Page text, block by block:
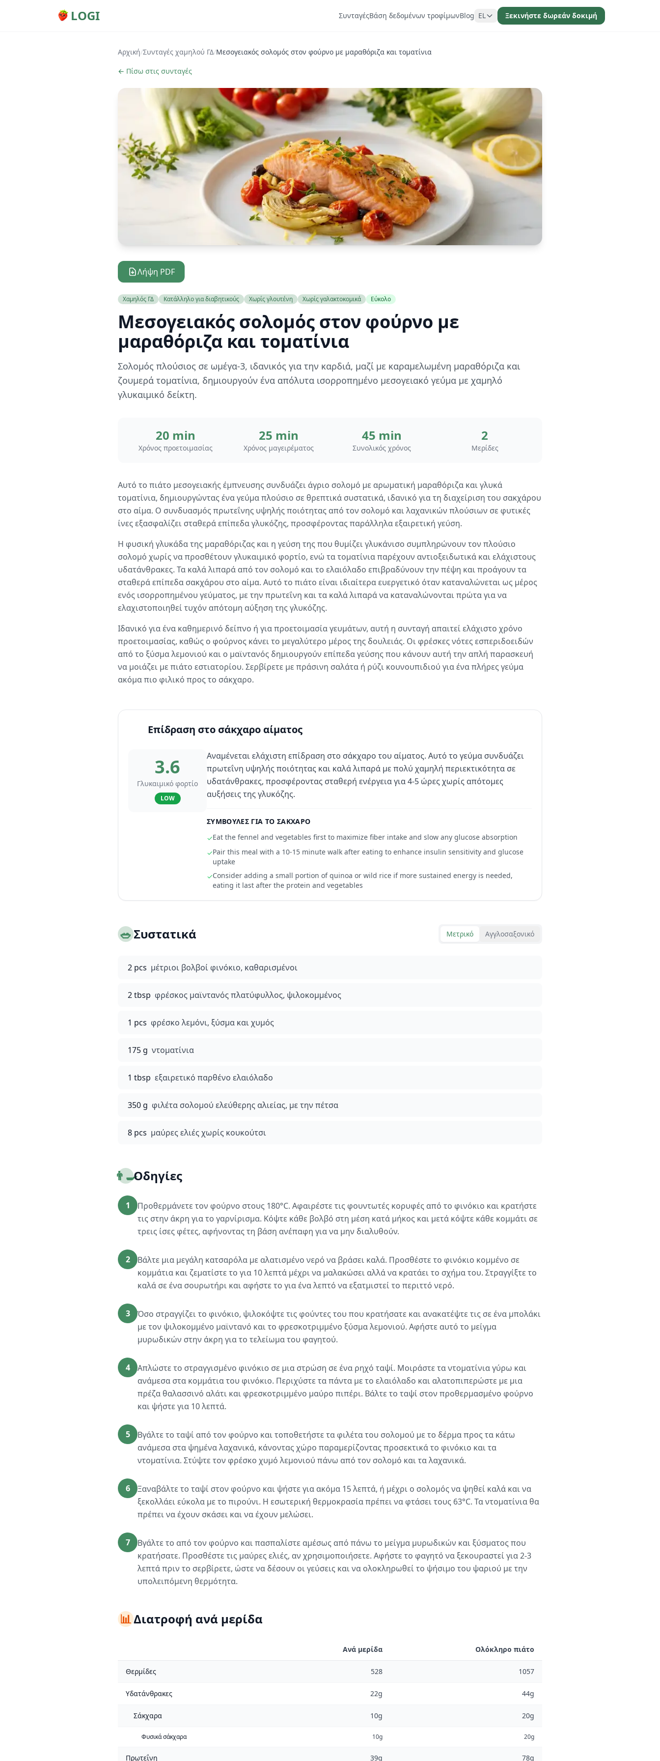
LOGI ΣυνταγέςΒάση δεδομένων τροφίμωνBlog EL Ξεκινήστε δωρεάν δοκιμή
Αρχική/Συνταγές χαμηλού ΓΔ/Μεσογειακός σολομός στον φούρνο με μαραθόριζα και τοματίνια
← Πίσω στις συνταγές
Λήψη PDF
Χαμηλός ΓΔ Κατάλληλο για διαβητικούς Χωρίς γλουτένη Χωρίς γαλακτοκομικά Εύκολο
Μεσογειακός σολομός στον φούρνο με
μαραθόριζα και τοματίνια
Σολομός πλούσιος σε ωμέγα-3, ιδανικός για την καρδιά, μαζί με καραμελωμένη μαραθόριζα και
ζουμερά τοματίνια, δημιουργούν ένα απόλυτα ισορροπημένο μεσογειακό γεύμα με χαμηλό
γλυκαιμικό δείκτη.
20 min
Χρόνος προετοιμασίας
25 min
Χρόνος μαγειρέματος
45 min
Συνολικός χρόνος
2
Μερίδες
Αυτό το πιάτο μεσογειακής έμπνευσης συνδυάζει άγριο σολομό με αρωματική μαραθόριζα και γλυκά
τοματίνια, δημιουργώντας ένα γεύμα πλούσιο σε θρεπτικά συστατικά, ιδανικό για τη διαχείριση του σακχάρου
στο αίμα. Ο συνδυασμός πρωτεΐνης υψηλής ποιότητας από τον σολομό και λαχανικών πλούσιων σε φυτικές
ίνες εξασφαλίζει σταθερά επίπεδα γλυκόζης, προσφέροντας παράλληλα εξαιρετική γεύση.
Η φυσική γλυκάδα της μαραθόριζας και η γεύση της που θυμίζει γλυκάνισο συμπληρώνουν τον πλούσιο
σολομό χωρίς να προσθέτουν γλυκαιμικό φορτίο, ενώ τα τοματίνια παρέχουν αντιοξειδωτικά και ελάχιστους
υδατάνθρακες. Τα καλά λιπαρά από τον σολομό και το ελαιόλαδο επιβραδύνουν την πέψη και προάγουν τα
σταθερά επίπεδα σακχάρου στο αίμα. Αυτό το πιάτο είναι ιδιαίτερα ευεργετικό όταν καταναλώνεται ως μέρος
ενός ισορροπημένου γεύματος, με την πρωτεΐνη και τα καλά λιπαρά να καταναλώνονται πρώτα για να
ελαχιστοποιηθεί τυχόν απότομη αύξηση της γλυκόζης.
Ιδανικό για ένα καθημερινό δείπνο ή για προετοιμασία γευμάτων, αυτή η συνταγή απαιτεί ελάχιστο χρόνο
προετοιμασίας, καθώς ο φούρνος κάνει το μεγαλύτερο μέρος της δουλειάς. Οι φρέσκες νότες εσπεριδοειδών
από το ξύσμα λεμονιού και ο μαϊντανός δημιουργούν επίπεδα γεύσης που κάνουν αυτή την απλή παρασκευή
να μοιάζει με πιάτο εστιατορίου. Σερβίρετε με πράσινη σαλάτα ή ρύζι κουνουπιδιού για ένα πλήρες γεύμα
ακόμα πιο φιλικό προς το σάκχαρο.
Επίδραση στο σάκχαρο αίματος
3.6
Γλυκαιμικό φορτίο
LOW
Αναμένεται ελάχιστη επίδραση στο σάκχαρο του αίματος. Αυτό το γεύμα συνδυάζει
πρωτεΐνη υψηλής ποιότητας και καλά λιπαρά με πολύ χαμηλή περιεκτικότητα σε
υδατάνθρακες, προσφέροντας σταθερή ενέργεια για 4-5 ώρες χωρίς απότομες
αυξήσεις της γλυκόζης.
ΣΥΜΒΟΥΛΈΣ ΓΙΑ ΤΟ ΣΆΚΧΑΡΟ
✓Eat the fennel and vegetables first to maximize fiber intake and slow any glucose absorption
✓Pair this meal with a 10-15 minute walk after eating to enhance insulin sensitivity and glucose
uptake
✓Consider adding a small portion of quinoa or wild rice if more sustained energy is needed,
eating it last after the protein and vegetables
🥗Συστατικά Μετρικό Αγγλοσαξονικό
2 pcs μέτριοι βολβοί φινόκιο, καθαρισμένοι
2 tbsp φρέσκος μαϊντανός πλατύφυλλος, ψιλοκομμένος
1 pcs φρέσκο λεμόνι, ξύσμα και χυμός
175 g ντοματίνια
1 tbsp εξαιρετικό παρθένο ελαιόλαδο
350 g φιλέτα σολομού ελεύθερης αλιείας, με την πέτσα
8 pcs μαύρες ελιές χωρίς κουκούτσι
👨‍🍳Οδηγίες
1
Προθερμάνετε τον φούρνο στους 180°C. Αφαιρέστε τις φουντωτές κορυφές από το φινόκιο και κρατήστε
τις στην άκρη για το γαρνίρισμα. Κόψτε κάθε βολβό στη μέση κατά μήκος και μετά κόψτε κάθε κομμάτι σε
τρεις ίσες φέτες, αφήνοντας τη βάση ανέπαφη για να μην διαλυθούν.
2
Βάλτε μια μεγάλη κατσαρόλα με αλατισμένο νερό να βράσει καλά. Προσθέστε το φινόκιο κομμένο σε
κομμάτια και ζεματίστε το για 10 λεπτά μέχρι να μαλακώσει αλλά να κρατάει το σχήμα του. Στραγγίξτε το
καλά σε ένα σουρωτήρι και αφήστε το για ένα λεπτό να εξατμιστεί το περιττό νερό.
3
Όσο στραγγίζει το φινόκιο, ψιλοκόψτε τις φούντες του που κρατήσατε και ανακατέψτε τις σε ένα μπολάκι
με τον ψιλοκομμένο μαϊντανό και το φρεσκοτριμμένο ξύσμα λεμονιού. Αφήστε αυτό το μείγμα
μυρωδικών στην άκρη για το τελείωμα του φαγητού.
4
Απλώστε το στραγγισμένο φινόκιο σε μια στρώση σε ένα ρηχό ταψί. Μοιράστε τα ντοματίνια γύρω και
ανάμεσα στα κομμάτια του φινόκιο. Περιχύστε τα πάντα με το ελαιόλαδο και αλατοπιπερώστε με μια
πρέζα θαλασσινό αλάτι και φρεσκοτριμμένο μαύρο πιπέρι. Βάλτε το ταψί στον προθερμασμένο φούρνο
και ψήστε για 10 λεπτά.
5
Βγάλτε το ταψί από τον φούρνο και τοποθετήστε τα φιλέτα του σολομού με το δέρμα προς τα κάτω
ανάμεσα στα ψημένα λαχανικά, κάνοντας χώρο παραμερίζοντας προσεκτικά το φινόκιο και τα
ντοματίνια. Στύψτε τον φρέσκο χυμό λεμονιού πάνω από τον σολομό και τα λαχανικά.
6
Ξαναβάλτε το ταψί στον φούρνο και ψήστε για ακόμα 15 λεπτά, ή μέχρι ο σολομός να ψηθεί καλά και να
ξεκολλάει εύκολα με το πιρούνι. Η εσωτερική θερμοκρασία πρέπει να φτάσει τους 63°C. Τα ντοματίνια θα
πρέπει να έχουν σκάσει και να έχουν μελώσει.
7
Βγάλτε το από τον φούρνο και πασπαλίστε αμέσως από πάνω το μείγμα μυρωδικών και ξύσματος που
κρατήσατε. Προσθέστε τις μαύρες ελιές, αν χρησιμοποιήσετε. Αφήστε το φαγητό να ξεκουραστεί για 2-3
λεπτά πριν το σερβίρετε, ώστε να δέσουν οι γεύσεις και να ολοκληρωθεί το ψήσιμο του ψαριού με την
υπολειπόμενη θερμότητα.
📊Διατροφή ανά μερίδα
Ανά μερίδα Ολόκληρο πιάτο
Θερμίδες 528 1057
Υδατάνθρακες 22g 44g
Σάκχαρα 10g 20g
Φυσικά σάκχαρα 10g 20g
Πρωτεΐνη 39g 78g